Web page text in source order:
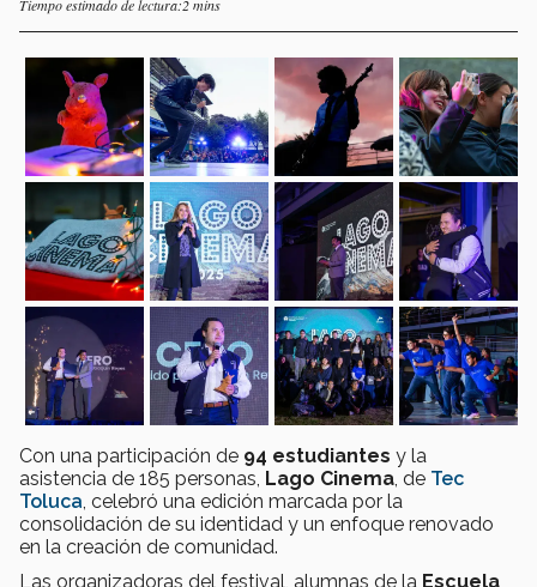
Tiempo estimado de lectura:2 mins
Con una participación de 94 estudiantes y la
asistencia de 185 personas, Lago Cinema , de Tec
Toluca , celebró una edición marcada por la
consolidación de su identidad y un enfoque renovado
en la creación de comunidad.
Las organizadoras del festival, alumnas de la Escuela